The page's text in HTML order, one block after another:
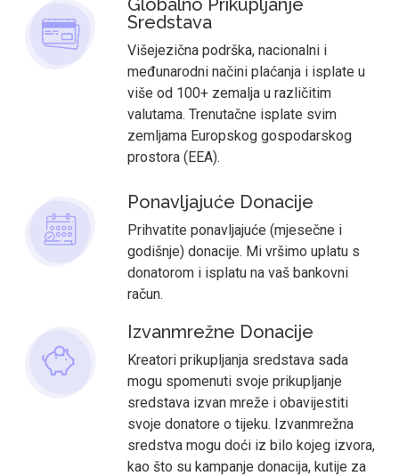
Sredstava
Višejezična podrška, nacionalni i
međunarodni načini plaćanja i isplate u
više od 100+ zemalja u različitim
valutama. Trenutačne isplate svim
zemljama Europskog gospodarskog
prostora (EEA).
Ponavljajuće Donacije
Prihvatite ponavljajuće (mjesečne i
godišnje) donacije. Mi vršimo uplatu s
donatorom i isplatu na vaš bankovni
račun.
Izvanmrežne Donacije
Kreatori prikupljanja sredstava sada
mogu spomenuti svoje prikupljanje
sredstava izvan mreže i obavijestiti
svoje donatore o tijeku. Izvanmrežna
sredstva mogu doći iz bilo kojeg izvora,
kao što su kampanje donacija, kutije za